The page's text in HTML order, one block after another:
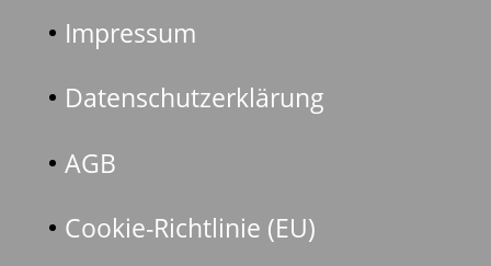
Impressum
Datenschutzerklärung
AGB
Cookie-Richtlinie (EU)